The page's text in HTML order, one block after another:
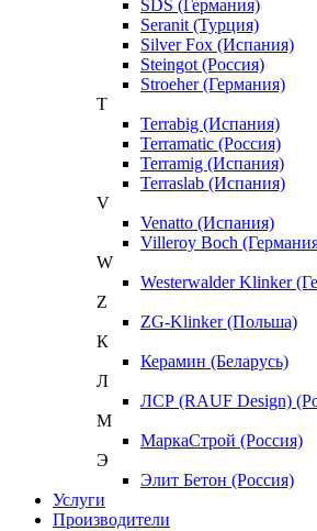
SDS (Германия)
Seranit (Турция)
Silver Fox (Испания)
Steingot (Россия)
Stroeher (Германия)
T
Terrabig (Испания)
Terramatic (Россия)
Terramig (Испания)
Terraslab (Испания)
V
Venatto (Испания)
Villeroy Boch
W
Westerwalder Klinker
Z
ZG-Klinker (Польша)
К
Керамин (Беларусь)
Л
ЛСР (RAUF Design)
М
МаркаСтрой (Россия)
Э
Элит Бетон (Россия)
Услуги
Производители